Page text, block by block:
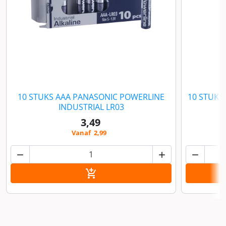
Model
10 STUKS AAA PANASONIC POWERLINE
INDUSTRIAL LR03
3,49
Vanaf 2,99
 

10 STUKS
